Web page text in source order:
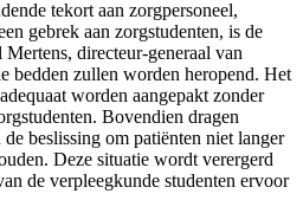
tekort aan zorgpersoneel,
gebrek aan zorgstudenten, is de
directeur-generaal van
bedden zullen worden heropend. Het
worden aangepakt zonder
Bovendien dragen
beslissing om patiënten niet langer
Deze situatie wordt verergerd
de verpleegkunde studenten ervoor